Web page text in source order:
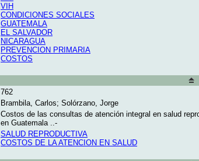
VIH
CONDICIONES SOCIALES
GUATEMALA
EL SALVADOR
NICARAGUA
PREVENCION PRIMARIA
COSTOS
762
Brambila, Carlos; Solórzano, Jorge
Costos de las consultas de atención integral en salud
en Guatemala ..-
SALUD REPRODUCTIVA
COSTOS DE LA ATENCION EN SALUD